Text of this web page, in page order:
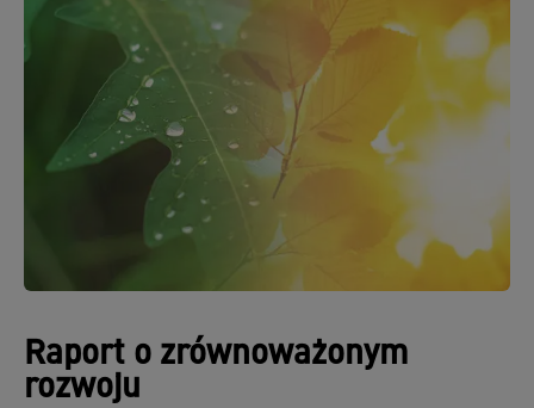
Raport o zrównoważonym
rozwoju